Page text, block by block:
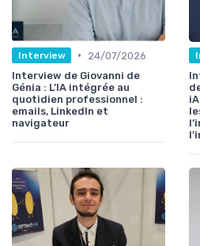
Interview •
24/07/2026
Interview de Giovanni de
Génia : L’IA intégrée au
quotidien professionnel :
emails, LinkedIn et
navigateur